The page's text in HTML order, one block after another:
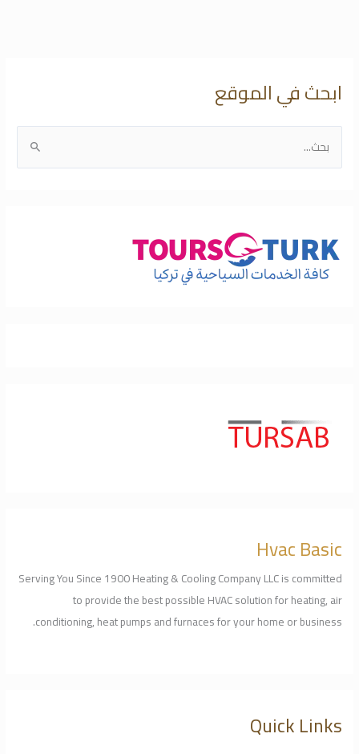
ابحث في الموقع
ل
ع
Hvac Basic
Serving You Since 1900 Heating & Cooling Company LLC is committed
to provide the best possible HVAC solution for heating, air
conditioning, heat pumps and furnaces for your home or business.
Quick Links